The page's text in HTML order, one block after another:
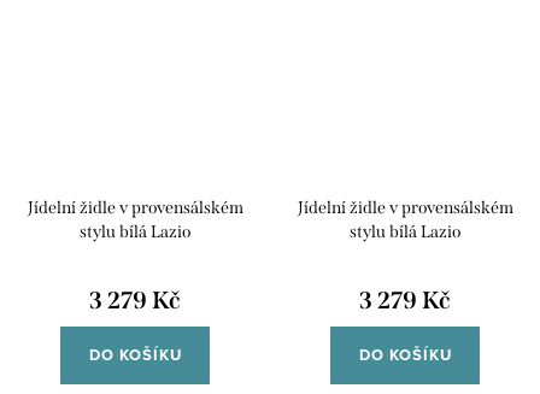
Jídelní židle v provensálském
stylu bílá Lazio
3 279 Kč
DO KOŠÍKU
Jídelní židle v provensálském
stylu bílá Lazio
3 279 Kč
DO KOŠÍKU